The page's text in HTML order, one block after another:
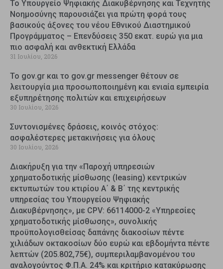
Το Υπουργείο Ψηφιακής Διακυβέρνησης και Τεχνητής
Νοημοσύνης παρουσιάζει για πρώτη φορά τους
βασικούς άξονες του νέου Εθνικού Διαστημικού
Προγράμματος – Επενδύσεις 350 εκατ. ευρώ για μια
πιο ασφαλή και ανθεκτική Ελλάδα
31 Ιουλίου, 2026
Το gov.gr και το gov.gr messenger θέτουν σε
λειτουργία μια προσωποποιημένη και ενιαία εμπειρία
εξυπηρέτησης πολιτών και επιχειρήσεων
30 Ιουλίου, 2026
Συντονισμένες δράσεις, κοινός στόχος:
ασφαλέστερες μετακινήσεις για όλους
30 Ιουλίου, 2026
Διακήρυξη για την «Παροχή υπηρεσιών
χρηματοδοτικής μίσθωσης (leasing) κεντρικών
εκτυπωτών του κτιρίου Α΄ & Β΄ της κεντρικής
υπηρεσίας του Υπουργείου Ψηφιακής
Διακυβέρνησης», με CPV: 66114000-2 «Υπηρεσίες
χρηματοδοτικής μίσθωσης», συνολικής
προϋπολογισθείσας δαπάνης διακοσίων πέντε
χιλιάδων οκτακοσίων δύο ευρώ και εβδομήντα πέντε
λεπτών (205.802,75€), συμπεριλαμβανομένου του
αναλογούντος Φ.Π.Α. 24% και κριτήριο κατακύρωσης